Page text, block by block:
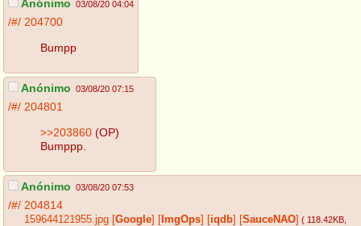
Anónimo 03/08/20 04:04
/#/ 204700
Bumpp
Anónimo 03/08/20 07:15
/#/ 204801
>>203860 (OP)
Bumppp.
Anónimo 03/08/20 07:53
/#/ 204814
159644121955.jpg [Google] [ ImgOps] [iqdb] [SauceNAO] ( 118.42KB